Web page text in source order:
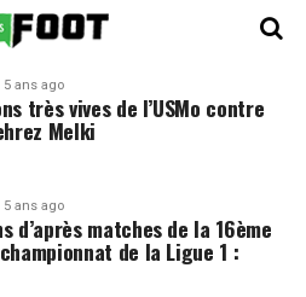
5 ans ago
très vives de l’USMo contre
Melki
5 ans ago
d’après matches de la 16ème
de la Ligue 1 :